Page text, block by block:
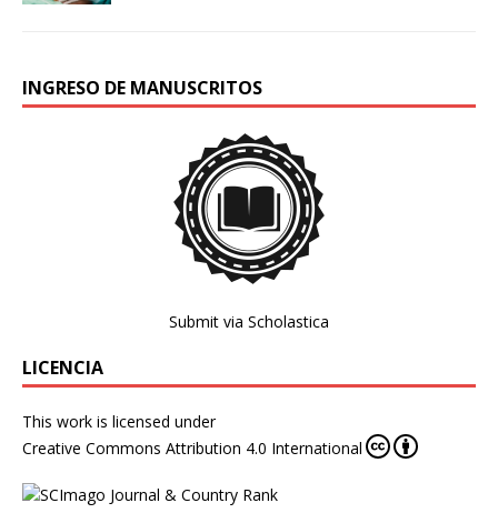
INGRESO DE MANUSCRITOS
Submit via Scholastica
LICENCIA
This work is licensed under
Creative Commons Attribution 4.0 International